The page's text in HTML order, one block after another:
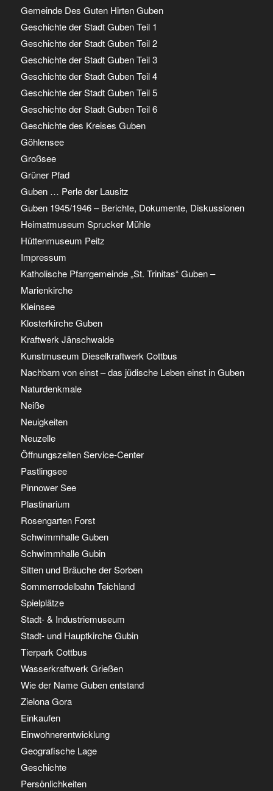
Gemeinde Des Guten Hirten Guben
Geschichte der Stadt Guben Teil 1
Geschichte der Stadt Guben Teil 2
Geschichte der Stadt Guben Teil 3
Geschichte der Stadt Guben Teil 4
Geschichte der Stadt Guben Teil 5
Geschichte der Stadt Guben Teil 6
Geschichte des Kreises Guben
Göhlensee
Großsee
Grüner Pfad
Guben … Perle der Lausitz
Guben 1945/1946 – Berichte, Dokumente, Diskussionen
Heimatmuseum Sprucker Mühle
Hüttenmuseum Peitz
Impressum
Katholische Pfarrgemeinde „St. Trinitas“ Guben –
Marienkirche
Kleinsee
Klosterkirche Guben
Kraftwerk Jänschwalde
Kunstmuseum Dieselkraftwerk Cottbus
Nachbarn von einst – das jüdische Leben einst in Guben
Naturdenkmale
Neiße
Neuigkeiten
Neuzelle
Öffnungszeiten Service-Center
Pastlingsee
Pinnower See
Plastinarium
Rosengarten Forst
Schwimmhalle Guben
Schwimmhalle Gubin
Sitten und Bräuche der Sorben
Sommerrodelbahn Teichland
Spielplätze
Stadt- & Industriemuseum
Stadt- und Hauptkirche Gubin
Tierpark Cottbus
Wasserkraftwerk Grießen
Wie der Name Guben entstand
Zielona Gora
Einkaufen
Einwohnerentwicklung
Geografische Lage
Geschichte
Persönlichkeiten